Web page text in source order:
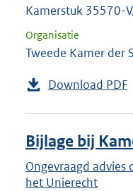
Kamerstuk 35570-
Organisatie
Tweede Kamer der
Download PDF
Bijlage bij
Ongevraagd
het Unierecht